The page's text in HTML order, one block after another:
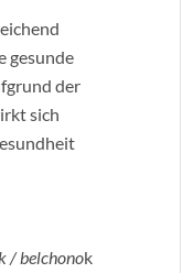
gesunde
der
sich
/ belchonok